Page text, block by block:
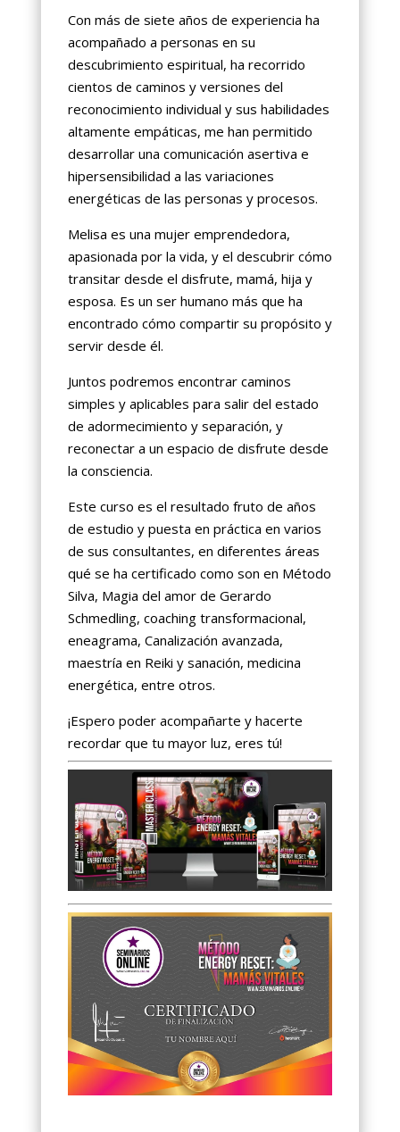
Con más de siete años de experiencia ha
acompañado a personas en su
descubrimiento espiritual, ha recorrido
cientos de caminos y versiones del
reconocimiento individual y sus habilidades
altamente empáticas, me han permitido
desarrollar una comunicación asertiva e
hipersensibilidad a las variaciones
energéticas de las personas y procesos.
Melisa es una mujer emprendedora,
apasionada por la vida, y el descubrir cómo
transitar desde el disfrute, mamá, hija y
esposa. Es un ser humano más que ha
encontrado cómo compartir su propósito y
servir desde él.
Juntos podremos encontrar caminos
simples y aplicables para salir del estado
de adormecimiento y separación, y
reconectar a un espacio de disfrute desde
la consciencia.
Este curso es el resultado fruto de años
de estudio y puesta en práctica en varios
de sus consultantes, en diferentes áreas
qué se ha certificado como son en Método
Silva, Magia del amor de Gerardo
Schmedling, coaching transformacional,
eneagrama, Canalización avanzada,
maestría en Reiki y sanación, medicina
energética, entre otros.
¡Espero poder acompañarte y hacerte
recordar que tu mayor luz, eres tú!